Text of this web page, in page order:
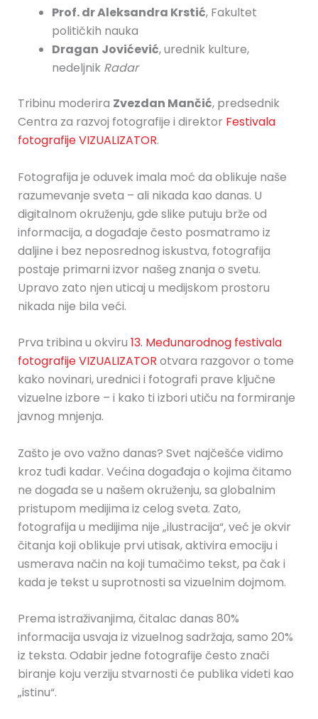
Prof. dr Aleksandra Krstić, Fakultet
političkih nauka
Dragan Jovićević, urednik kulture,
nedeljnik Radar
Tribinu moderira Zvezdan Mančić, predsednik
Centra za razvoj fotografije i direktor Festivala
fotografije VIZUALIZATOR.
Fotografija je oduvek imala moć da oblikuje naše
razumevanje sveta – ali nikada kao danas. U
digitalnom okruženju, gde slike putuju brže od
informacija, a događaje često posmatramo iz
daljine i bez neposrednog iskustva, fotografija
postaje primarni izvor našeg znanja o svetu.
Upravo zato njen uticaj u medijskom prostoru
nikada nije bila veći.
Prva tribina u okviru 13. Međunarodnog festivala
fotografije VIZUALIZATOR otvara razgovor o tome
kako novinari, urednici i fotografi prave ključne
vizuelne izbore – i kako ti izbori utiču na formiranje
javnog mnjenja.
Zašto je ovo važno danas? Svet najčešće vidimo
kroz tuđi kadar. Većina događaja o kojima čitamo
ne događa se u našem okruženju, sa globalnim
pristupom medijima iz celog sveta. Zato,
fotografija u medijima nije „ilustracija“, već je okvir
čitanja koji oblikuje prvi utisak, aktivira emociju i
usmerava način na koji tumačimo tekst, pa čak i
kada je tekst u suprotnosti sa vizuelnim dojmom.
Prema istraživanjima, čitalac danas 80%
informacija usvaja iz vizuelnog sadržaja, samo 20%
iz teksta. Odabir jedne fotografije često znači
biranje koju verziju stvarnosti će publika videti kao
„istinu“.